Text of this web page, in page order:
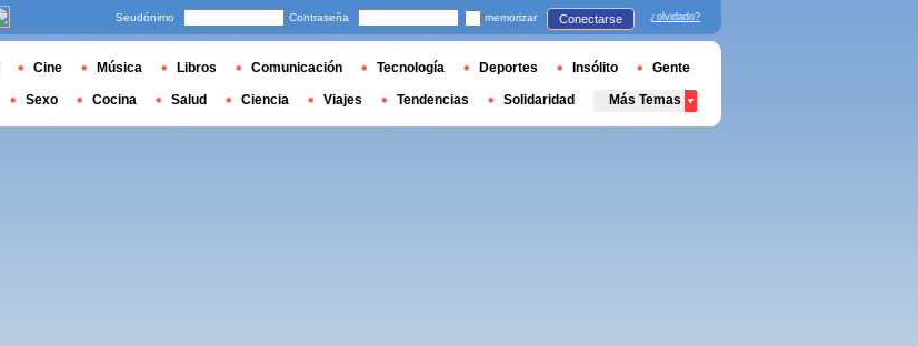
Seudónimo Contraseña memorizar Conectarse ¿olvidado?
Cine Música Libros Comunicación Tecnología Deportes Insólito Gente
Sexo Cocina Salud Ciencia Viajes Tendencias Solidaridad Más Temas